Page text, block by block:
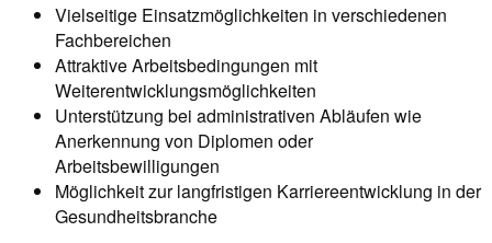
Vielseitige Einsatzmöglichkeiten in verschiedenen
Fachbereichen
Attraktive Arbeitsbedingungen mit
Weiterentwicklungsmöglichkeiten
Unterstützung bei administrativen Abläufen wie
Anerkennung von Diplomen oder
Arbeitsbewilligungen
Möglichkeit zur langfristigen Karriereentwicklung in der
Gesundheitsbranche